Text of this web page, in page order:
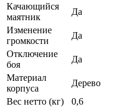
Качающийся
маятник
Да
Изменение
громкости
Да
Отключение
боя
Да
Материал
корпуса
Дерево
Вес нетто (кг)
0,6